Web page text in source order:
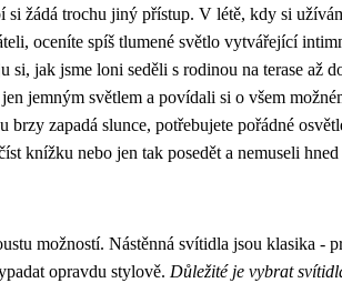
si žádá trochu jiný přístup. V létě, kdy si
oceníte spíš tlumené světlo vytvářející
si, jak jsme loni seděli s rodinou na terase až
jemným světlem a povídali si o všem
brzy zapadá slunce, potřebujete pořádné
knížku nebo jen tak posedět a nemuseli
možností. Nástěnná svítidla jsou klasika -
opravdu stylově. Důležité je vybrat